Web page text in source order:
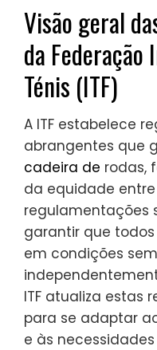
Visão geral
da
Ténis (ITF)
A ITF estabelece
abrangentes que
cadeira de rodas,
da equidade entre
regulamentações
garantir que
em condições
ITF atualiza estas
para se adaptar
e às